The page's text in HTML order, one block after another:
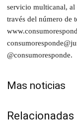
servicio multicanal, al
través del número de
@consumoresponde.
Mas noticias
Relacionadas